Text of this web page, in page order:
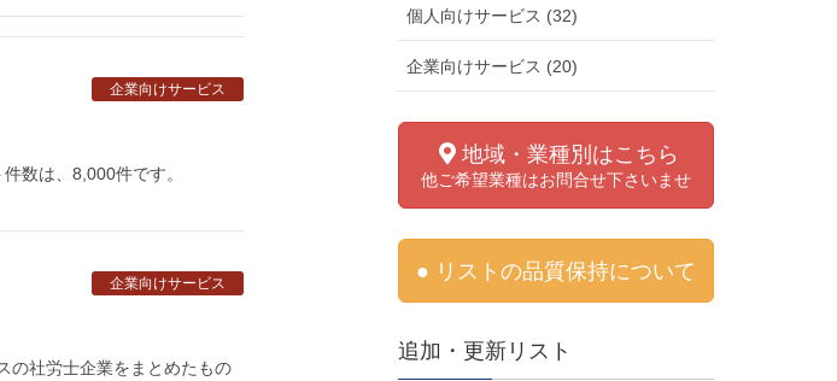
企業向けサービス
数は、8,000件です。
企業向けサービス
の社労士企業をまとめたもの
個人向けサービス (32)
企業向けサービス (20)
地域・業種別はこちら
他ご希望業種はお問合せ下さいませ
● リストの品質保持について
追加・更新リスト